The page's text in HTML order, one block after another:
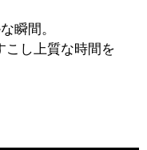
瞬間。
こし上質な時間を